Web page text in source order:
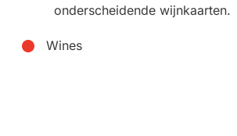
onderscheidende wijnkaarten.
Wines